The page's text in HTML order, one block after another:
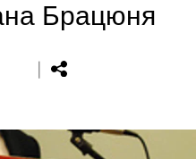
Брацюня